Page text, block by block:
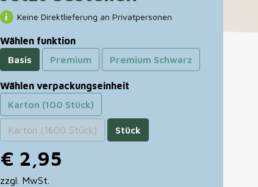
Keine Direktlieferung an Privatpersonen
Wählen funktion
Basis
Premium Premium Schwarz
Wählen verpackungseinheit
Karton (100 Stück)
Karton (1600 Stück) Stück
€ 2,95
zzgl. MwSt.